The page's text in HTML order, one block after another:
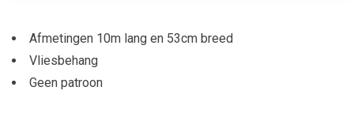
Afmetingen 10m lang en 53cm breed
Vliesbehang
Geen patroon